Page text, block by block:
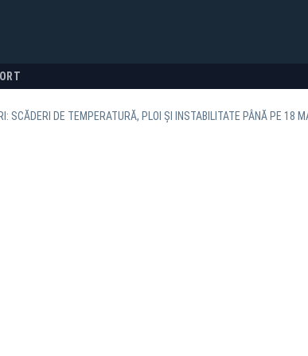
SCĂDERI DE TEMPERATURĂ, PLOI ȘI INSTABILITATE PÂNĂ PE 18